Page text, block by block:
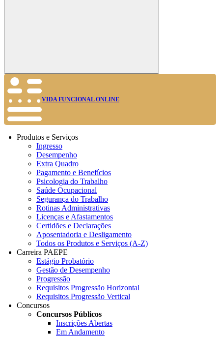
Buscar
VIDA FUNCIONAL ONLINE
Produtos e Serviços
Ingresso
Desempenho
Extra Quadro
Pagamento e Benefícios
Psicologia do Trabalho
Saúde Ocupacional
Segurança do Trabalho
Rotinas Administrativas
Licenças e Afastamentos
Certidões e Declarações
Aposentadoria e Desligamento
Todos os Produtos e Serviços (A-Z)
Carreira PAEPE
Estágio Probatório
Gestão de Desempenho
Progressão
Requisitos Progressão Horizontal
Requisitos Progressão Vertical
Concursos
Concursos Públicos
Inscrições Abertas
Em Andamento